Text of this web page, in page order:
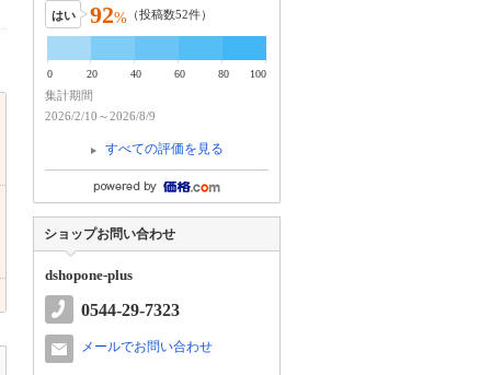
はい 92% （投稿数52件）
0 20 40 60 80 100
集計期間
2026/2/10～2026/8/9
すべての評価を見る
ショップお問い合わせ
dshopone-plus
0544-29-7323
メールでお問い合わせ